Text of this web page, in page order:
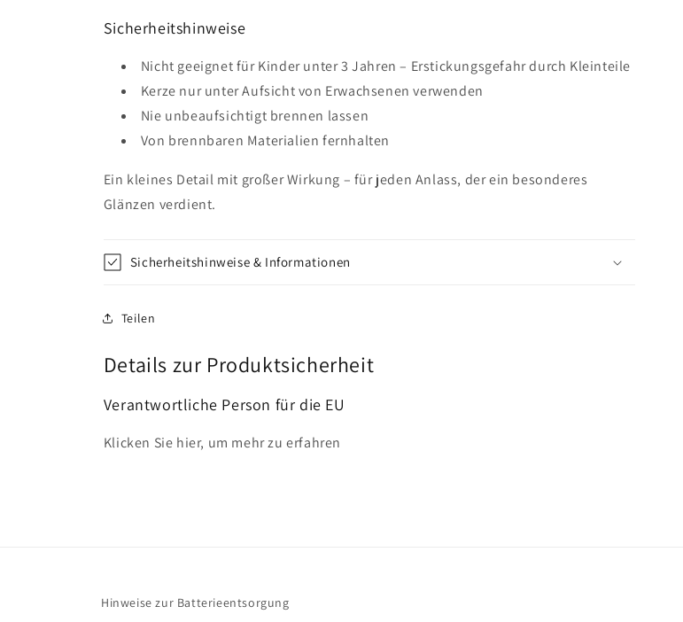
Sicherheitshinweise
Nicht geeignet für Kinder unter 3 Jahren – Erstickungsgefahr durch Kleinteile
Kerze nur unter Aufsicht von Erwachsenen verwenden
Nie unbeaufsichtigt brennen lassen
Von brennbaren Materialien fernhalten
Ein kleines Detail mit großer Wirkung – für jeden Anlass, der ein besonderes
Glänzen verdient.
Sicherheitshinweise & Informationen
Teilen
Details zur Produktsicherheit
Verantwortliche Person für die EU
Klicken Sie hier, um mehr zu erfahren
Hinweise zur Batterieentsorgung